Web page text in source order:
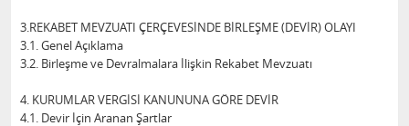
3.REKABET MEVZUATI ÇERÇEVESİNDE BİRLEŞME (DEVİR) OLAYI
3.1. Genel Açıklama
3.2. Birleşme ve Devralmalara İlişkin Rekabet Mevzuatı
4. KURUMLAR VERGİSİ KANUNUNA GÖRE DEVİR
4.1. Devir İçin Aranan Şartlar